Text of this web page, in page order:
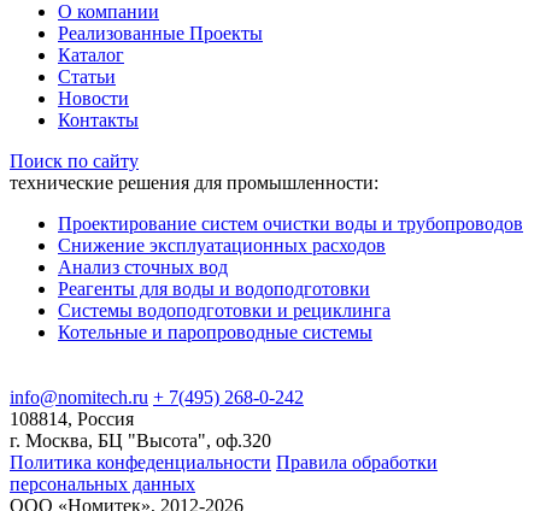
О компании
Реализованные Проекты
Каталог
Статьи
Новости
Контакты
Поиск по сайту
технические решения для промышленности:
Проектирование систем очистки воды и трубопроводов
Снижение эксплуатационных расходов
Анализ сточных вод
Реагенты для воды и водоподготовки
Системы водоподготовки и рециклинга
Котельные и паропроводные системы
info@nomitech.ru + 7(495) 268-0-242
108814, Россия
г. Москва, БЦ "Высота", оф.320
Политика конфеденциальности Правила обработки
персональных данных
ООО «Номитек», 2012-2026